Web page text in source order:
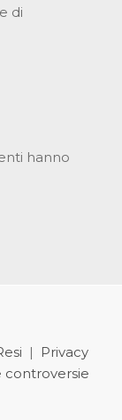
di
hanno
|
Privacy
controversie